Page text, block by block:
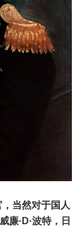
当然对于国人
·D·波特，日